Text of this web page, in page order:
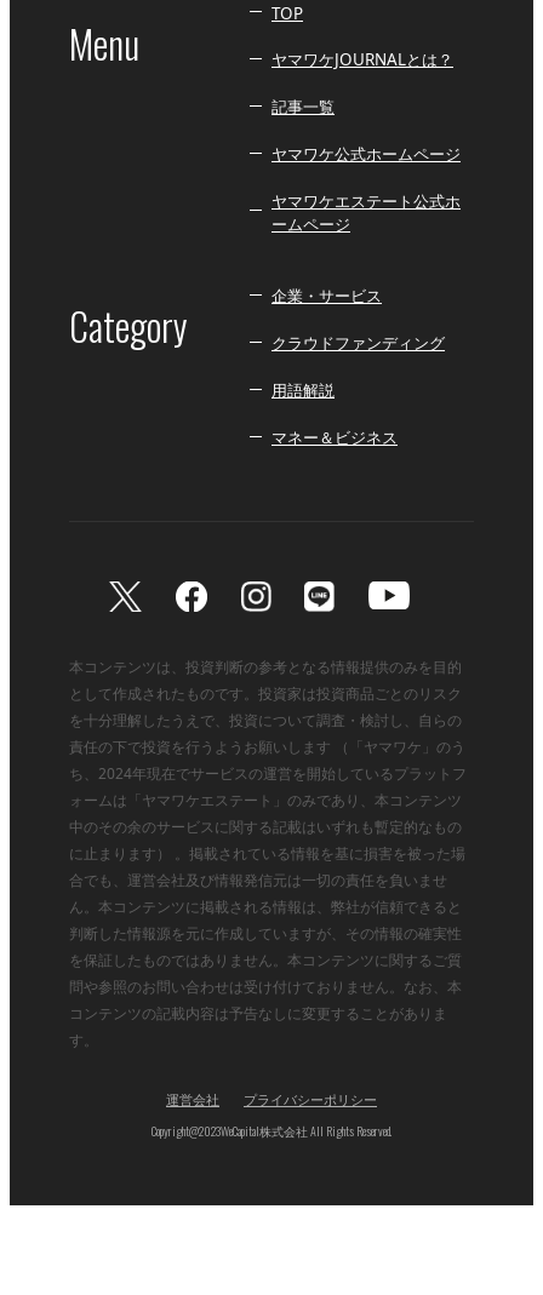
Menu
TOP
ヤマワケJOURNALとは？
記事一覧
ヤマワケ公式ホームページ
ヤマワケエステート公式ホ
ームページ
Category
企業・サービス
クラウドファンディング
用語解説
マネー＆ビジネス
本コンテンツは、投資判断の参考となる情報提供のみを目的
として作成されたものです。投資家は投資商品ごとのリスク
を十分理解したうえで、投資について調査・検討し、自らの
責任の下で投資を行うようお願いします （「ヤマワケ」のう
ち、2024年現在でサービスの運営を開始しているプラットフ
ォームは「ヤマワケエステート」のみであり、本コンテンツ
中のその余のサービスに関する記載はいずれも暫定的なもの
に止まります） 。掲載されている情報を基に損害を被った場
合でも、運営会社及び情報発信元は一切の責任を負いませ
ん。本コンテンツに掲載される情報は、弊社が信頼できると
判断した情報源を元に作成していますが、その情報の確実性
を保証したものではありません。本コンテンツに関するご質
問や参照のお問い合わせは受け付けておりません。なお、本
コンテンツの記載内容は予告なしに変更することがありま
す。
運営会社
プライバシーポリシー
Copyright@2023WeCapital株式会社 All Rights Reserved.